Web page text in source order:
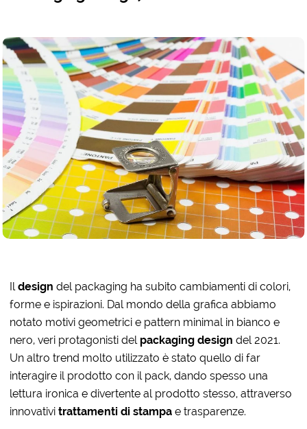
Ildesigndel packaging ha subito cambiamenti di colori,
forme e ispirazioni. Dal mondo della grafica abbiamo
notato motivi geometrici e pattern minimal in bianco e
nero, veri protagonisti del packaging designdel 2021.
Un altro trend molto utilizzato è stato quello di far
interagire il prodotto con il pack, dando spesso una
lettura ironica e divertente al prodotto stesso, attraverso
innovativitrattamenti di stampa e trasparenze.